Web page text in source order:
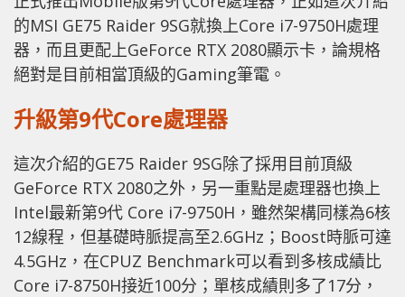
的MSI GE75 Raider 9SG就換上Core i7-9750H處理
器，而且更配上GeForce RTX 2080顯示卡，論規格
絕對是目前相當頂級的Gaming筆電。
升級第9代Core處理器
這次介紹的GE75 Raider 9SG除了採用目前頂級
GeForce RTX 2080之外，另一重點是處理器也換上
Intel最新第9代 Core i7-9750H，雖然架構同樣為6核
12線程，但基礎時脈提高至2.6GHz；Boost時脈可達
4.5GHz，在CPUZ Benchmark可以看到多核成績比
Core i7-8750H接近100分；單核成績則多了17分，